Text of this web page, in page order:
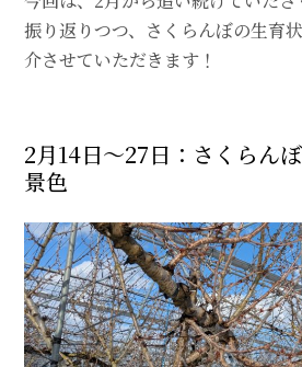
振り返りつつ、さくらんぼの生育
介させていただきます！
2月14日～27日：さくらん
景色